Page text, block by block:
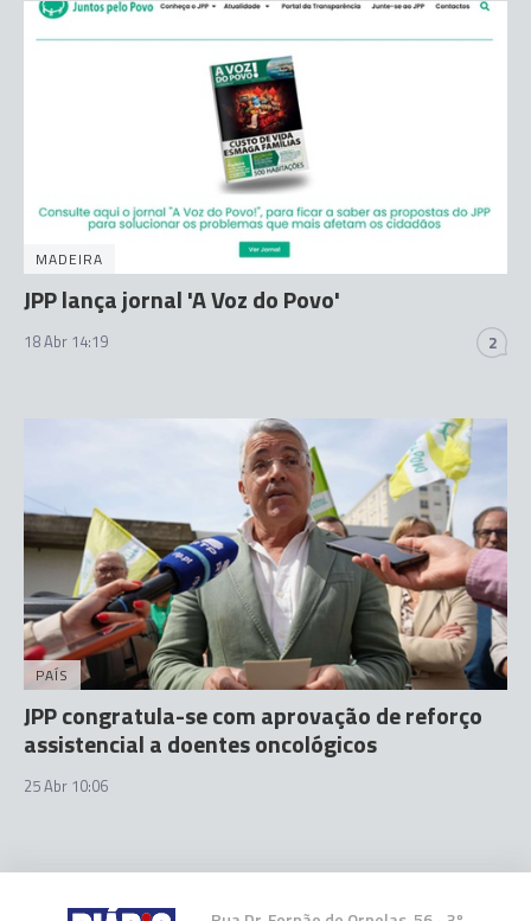
MADEIRA
JPP lança jornal 'A Voz do Povo'
18 Abr 14:19 2
PAÍS
JPP congratula-se com aprovação de reforço
assistencial a doentes oncológicos
25 Abr 10:06